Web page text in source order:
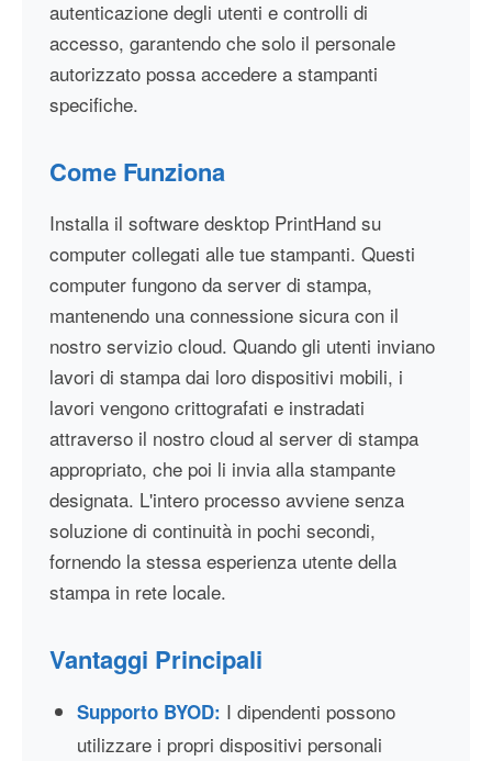
autenticazione degli utenti e controlli di
accesso, garantendo che solo il personale
autorizzato possa accedere a stampanti
specifiche.
Come Funziona
Installa il software desktop PrintHand su
computer collegati alle tue stampanti. Questi
computer fungono da server di stampa,
mantenendo una connessione sicura con il
nostro servizio cloud. Quando gli utenti inviano
lavori di stampa dai loro dispositivi mobili, i
lavori vengono crittografati e instradati
attraverso il nostro cloud al server di stampa
appropriato, che poi li invia alla stampante
designata. L'intero processo avviene senza
soluzione di continuità in pochi secondi,
fornendo la stessa esperienza utente della
stampa in rete locale.
Vantaggi Principali
Supporto BYOD: I dipendenti possono
utilizzare i propri dispositivi personali